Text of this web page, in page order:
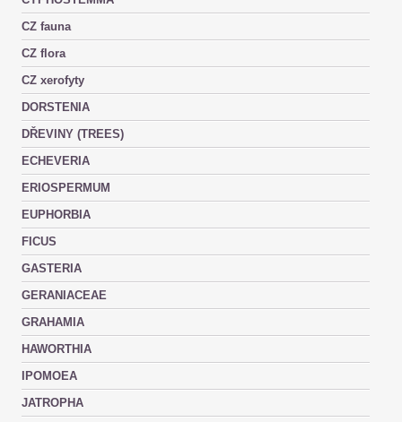
CZ fauna
CZ flora
CZ xerofyty
DORSTENIA
DŘEVINY (TREES)
ECHEVERIA
ERIOSPERMUM
EUPHORBIA
FICUS
GASTERIA
GERANIACEAE
GRAHAMIA
HAWORTHIA
IPOMOEA
JATROPHA